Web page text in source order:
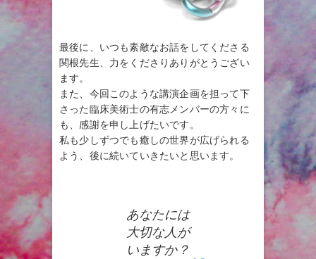
最後に、いつも素敵なお話をしてくださる
関根先生、力をくださりありがとうござい
ます。
また、今回このような講演企画を担って下
さった臨床美術士の有志メンバーの方々に
も、感謝を申し上げたいです。
私も少しずつでも癒しの世界が広げられる
よう、後に続いていきたいと思います。
あなたには
大切な人が
いますか？